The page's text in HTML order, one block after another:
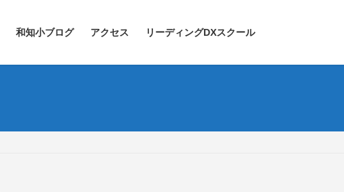
和知小ブログ アクセス リーディングDXスクール